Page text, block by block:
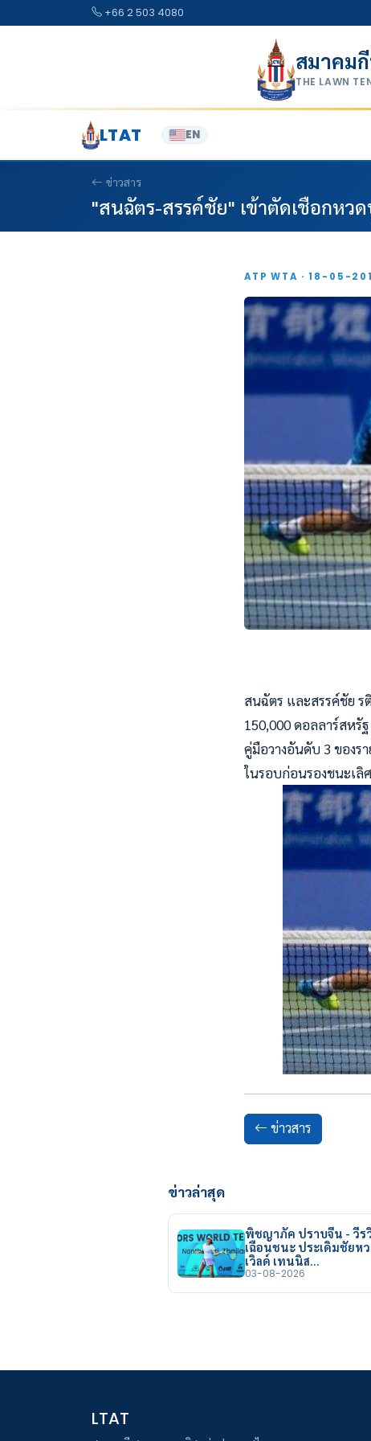
+66 2 503 4080
สมาคม
THE LAWN
LTAT EN
ข่าวสาร
"สนฉัตร-สรรค์ชัย" เข้าตัดเชือกหว
ATP WTA · 18-05-
สนฉัตร และสรรค์ชัย ร
150,000 ดอลลาร์สหรั
คู่มือวางอันดับ 3 ของร
ในรอบก่อนรองชนะเ
ข่าวสาร
ข่าวล่าสุด
พิชญาภัค ปราบจีน - วี
เฉือนชนะ ประเดิมชัยห
เวิลด์ เทนนิส…
03-08-2026
LTAT